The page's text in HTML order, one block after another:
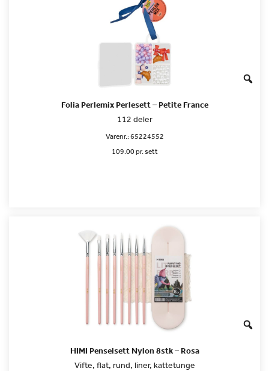
Folia Perlemix Perlesett – Petite France
112 deler
Varenr.:65224552
109.00 pr. sett
HIMI Penselsett Nylon 8stk – Rosa
Vifte, flat, rund, liner, kattetunge